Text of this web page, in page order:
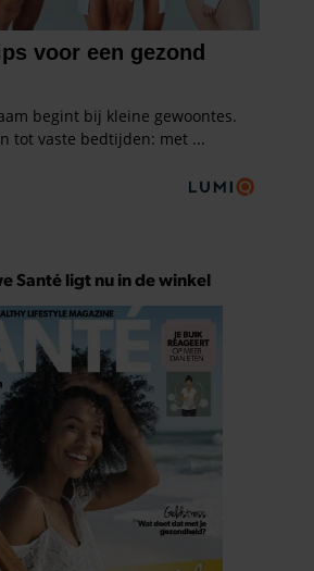
Santé ligt nu in de winkel